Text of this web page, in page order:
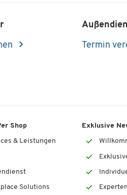
Termin
Shop
& Leistungen
Solutions
Exklusive